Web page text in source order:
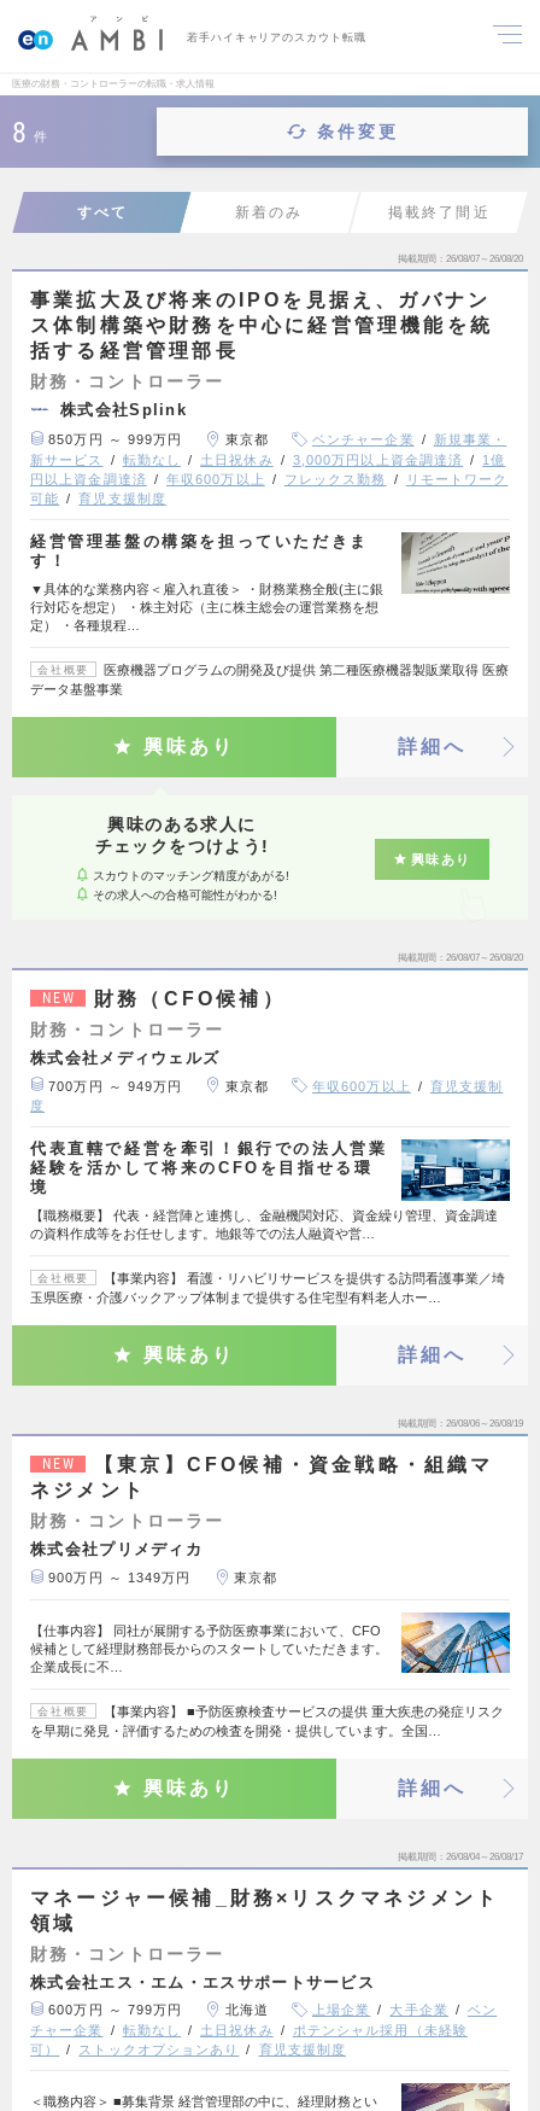
若手ハイキャリアのスカウト転職
医療の財務・コントローラーの転職・求人情報
8 件 条件変更
すべて 新着のみ 掲載終了間近
掲載期間 26/08/07～26/08/20
事業拡大及び将来のIPOを見据え、ガバナン
ス体制構築や財務を中心に経営管理機能を統
括する経営管理部長
財務・コントローラー
株式会社Splink
850万円 ～ 999万円 東京都 ベンチャー企業
新規事業・
新サービス
転勤なし 土日祝休み 3,000万円以上資金調達済
1億
円以上資金調達済
年収600万以上 フレックス勤務
リモートワーク
可能
育児支援制度
経営管理基盤の構築を担っていただきま
す！
▼具体的な業務内容＜雇入れ直後＞ ・財務業務全般(主に銀
行対応を想定） ・株主対応（主に株主総会の運営業務を想
定） ・各種規程…
会社概要
医療機器プログラムの開発及び提供 第二種医療機器製販業取得 医療
データ基盤事業
興味あり 詳細へ
興味のある求人に
チェックをつけよう!
スカウトのマッチング精度があがる!
その求人への合格可能性がわかる!
興味あり
掲載期間 26/08/07～26/08/20
NEW 財務（CFO候補）
財務・コントローラー
株式会社メディウェルズ
700万円 ～ 949万円 東京都 年収600万以上
育児支援制
度
代表直轄で経営を牽引！銀行での法人営業
経験を活かして将来のCFOを目指せる環
境
【職務概要】 代表・経営陣と連携し、金融機関対応、資金繰り管理、資金調達
の資料作成等をお任せします。地銀等での法人融資や営…
会社概要
【事業内容】 看護・リハビリサービスを提供する訪問看護事業／埼
玉県医療・介護バックアップ体制まで提供する住宅型有料老人ホー…
興味あり 詳細へ
掲載期間 26/08/06～26/08/19
NEW
【東京】CFO候補・資金戦略・組織マ
ネジメント
財務・コントローラー
株式会社プリメディカ
900万円 ～ 1349万円 東京都
【仕事内容】 同社が展開する予防医療事業において、CFO
候補として経理財務部長からのスタートしていただきます。
企業成長に不…
会社概要
【事業内容】 ■予防医療検査サービスの提供 重大疾患の発症リスク
を早期に発見・評価するための検査を開発・提供しています。全国…
興味あり 詳細へ
掲載期間 26/08/04～26/08/17
マネージャー候補_財務×リスクマネジメント
領域
財務・コントローラー
株式会社エス・エム・エスサポートサービス
600万円 ～ 799万円 北海道 上場企業 大手企業
ベン
チャー企業
転勤なし 土日祝休み
ポテンシャル採用（未経験
可）
ストックオプションあり 育児支援制度
＜職務内容＞ ■募集背景 経営管理部の中に、経理財務とい